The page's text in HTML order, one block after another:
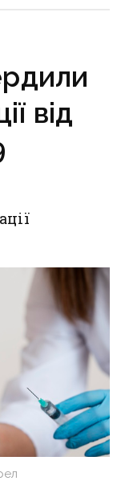
від